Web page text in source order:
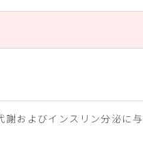
謝およびインスリン分泌に与